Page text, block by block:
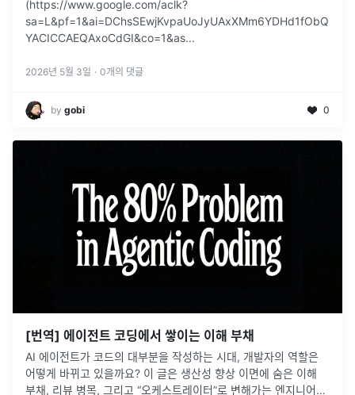
(https://www.google.com/aclk?
sa=L&pf=1&ai=DChsSEwjKvpaUoJyUAxXMm6YDHd1fObQ
YACICCAEQAxoCdGI&co=1&as...
2026년 5월 3일 · 0개의 댓글
by gobi 0
[번역] 에이전트 코딩에서 쌓이는 이해 부채
AI 에이전트가 코드의 대부분을 작성하는 시대, 개발자의 역할은
어떻게 바뀌고 있을까요? 이 글은 생산성 향상 이면에 숨은 이해
부채, 리뷰 병목, 그리고 “오케스트레이터”로 변해가는 엔지니어의